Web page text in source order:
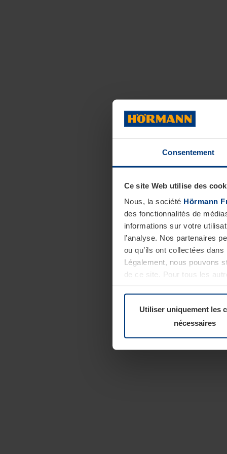
Consentement
Ce site Web utilise des
Nous, la société Hörmann
des fonctionnalités de
informations sur votre
l’analyse. Nos partenaires
ou qu’ils ont collectées
Légalement, nous pouvons
de ce site. Pour tous les
Utiliser uniquement les
nécessaires